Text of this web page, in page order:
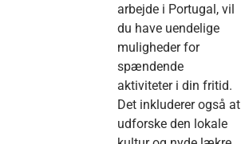
arbejde i Portugal, vil
du have uendelige
muligheder for
spændende
aktiviteter i din fritid.
Det inkluderer også at
udforske den lokale